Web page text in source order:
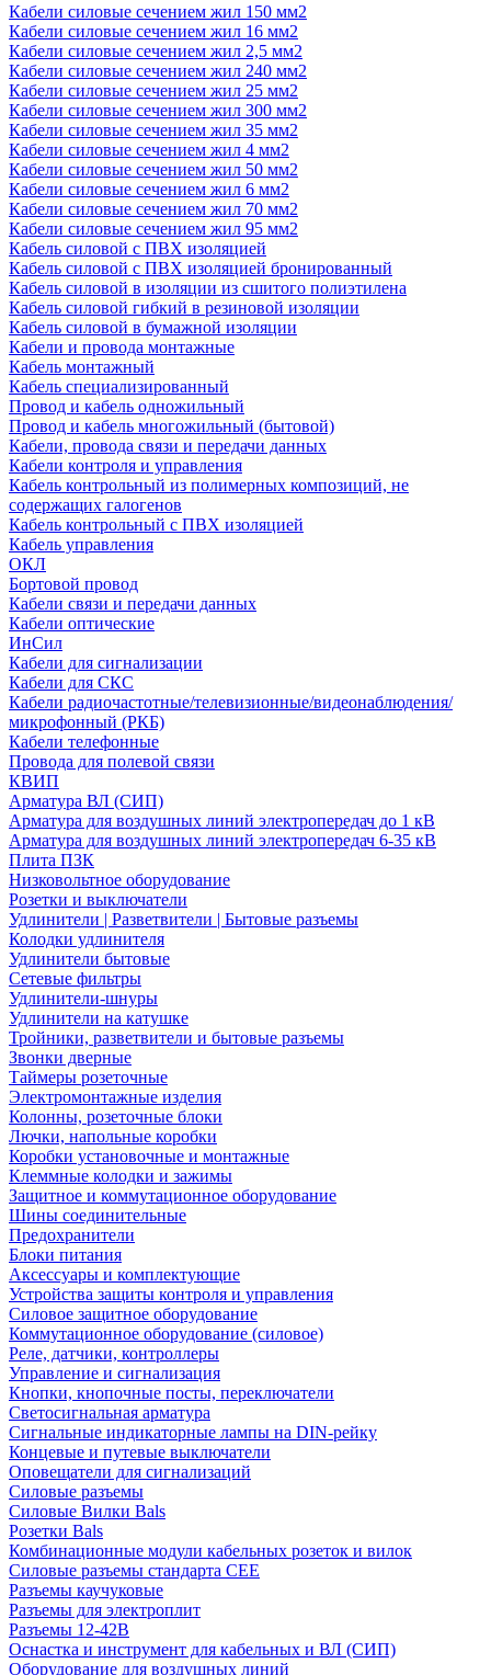
Кабели силовые сечением жил 150 мм2
Кабели силовые сечением жил 16 мм2
Кабели силовые сечением жил 2,5 мм2
Кабели силовые сечением жил 240 мм2
Кабели силовые сечением жил 25 мм2
Кабели силовые сечением жил 300 мм2
Кабели силовые сечением жил 35 мм2
Кабели силовые сечением жил 4 мм2
Кабели силовые сечением жил 50 мм2
Кабели силовые сечением жил 6 мм2
Кабели силовые сечением жил 70 мм2
Кабели силовые сечением жил 95 мм2
Кабель силовой с ПВХ изоляцией
Кабель силовой с ПВХ изоляцией бронированный
Кабель силовой в изоляции из сшитого полиэтилена
Кабель силовой гибкий в резиновой изоляции
Кабель силовой в бумажной изоляции
Кабели и провода монтажные
Кабель монтажный
Кабель специализированный
Провод и кабель одножильный
Провод и кабель многожильный (бытовой)
Кабели, провода связи и передачи данных
Кабели контроля и управления
Кабель контрольный из полимерных композиций, не
содержащих галогенов
Кабель контрольный с ПВХ изоляцией
Кабель управления
ОКЛ
Бортовой провод
Кабели связи и передачи данных
Кабели оптические
ИнСил
Кабели для сигнализации
Кабели для СКС
Кабели радиочастотные/телевизионные/видеонаблюдения/
микрофонный (РКБ)
Кабели телефонные
Провода для полевой связи
КВИП
Арматура ВЛ (СИП)
Арматура для воздушных линий электропередач до 1 кВ
Арматура для воздушных линий электропередач 6-35 кВ
Плита ПЗК
Низковольтное оборудование
Розетки и выключатели
Удлинители | Разветвители | Бытовые разъемы
Колодки удлинителя
Удлинители бытовые
Сетевые фильтры
Удлинители-шнуры
Удлинители на катушке
Тройники, разветвители и бытовые разъемы
Звонки дверные
Таймеры розеточные
Электромонтажные изделия
Колонны, розеточные блоки
Лючки, напольные коробки
Коробки установочные и монтажные
Клеммные колодки и зажимы
Защитное и коммутационное оборудование
Шины соединительные
Предохранители
Блоки питания
Аксессуары и комплектующие
Устройства защиты контроля и управления
Силовое защитное оборудование
Коммутационное оборудование (силовое)
Реле, датчики, контроллеры
Управление и сигнализация
Кнопки, кнопочные посты, переключатели
Светосигнальная арматура
Сигнальные индикаторные лампы на DIN-рейку
Концевые и путевые выключатели
Оповещатели для сигнализаций
Силовые разъемы
Силовые Вилки Bals
Розетки Bals
Комбинационные модули кабельных розеток и вилок
Силовые разъемы стандарта CEE
Разъемы каучуковые
Разъемы для электроплит
Разъемы 12-42В
Оснастка и инструмент для кабельных и ВЛ (СИП)
Оборудование для воздушных линий